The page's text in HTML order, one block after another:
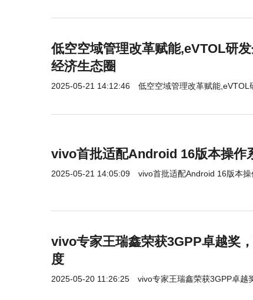
低空空域管理改革赋能,eVTOL研
经济生态圈
2025-05-21 14:12:46 低空空域管理改革赋能,eVTOL
vivo首批适配Android 16版本操作
2025-05-21 14:05:09 vivo首批适配Android 16版本
vivo专家王瑞鑫荣获3GPP卓越奖
度
2025-05-20 11:26:25 vivo专家王瑞鑫荣获3GPP卓越